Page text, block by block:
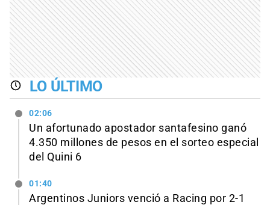
LO ÚLTIMO
02:06
Un afortunado apostador santafesino ganó
4.350 millones de pesos en el sorteo especial
del Quini 6
01:40
Argentinos Juniors venció a Racing por 2-1